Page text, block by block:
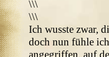
\\\
\\\
Ich wusste zwar,
doch nun fühle
angegriffen, auf